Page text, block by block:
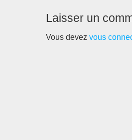
Laisser un
Vous devez vous